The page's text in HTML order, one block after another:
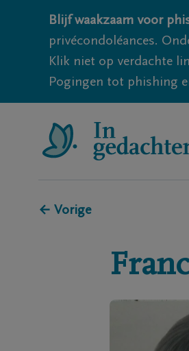
Blijf waakzaam voor
privécondoléances.
Klik niet op verdachte
Pogingen tot phishing
← Vorige